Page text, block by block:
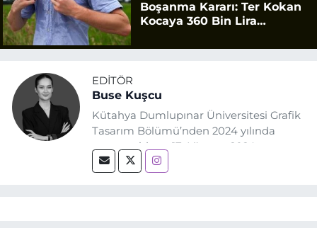
Boşanma Kararı: Ter Kokan
Kocaya 360 Bin Lira
EDITÖR
Buse Kuşcu
Kütahya Dumlupınar Üniversitesi Grafik
Tasarım Bölümü’nden 2024 yılında
mezun oldum. 17 Ağustos 2024
tarihinde, Grafik Tasarım alanında staj